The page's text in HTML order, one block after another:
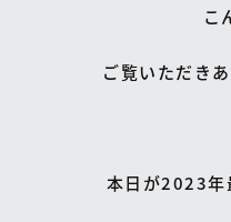
こ
ご覧いただき
本日が2023年